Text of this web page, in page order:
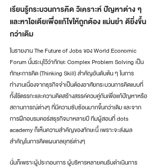
เรียนรู้กระบวนการคิด วิเคราะห์ ปัญหาต่าง ๆ
และหาไอเดียเพื่อแก้ไขให้ถูกต้อง แม่นยำ ดียิ่งขึ้น
กว่าเดิม
ในรายงาน The Future of Jobs ของ World Economic
Forum นั้นระบุไว้ว่าทักษะ Complex Problem Solving เป็น
ทักษะการคิด (Thinking Skill) สำคัญอันดับต้น ๆ ในการ
ทำงานเนื่องจากธุรกิจจำเป็นต้องอาศัยกระบวนการคิดแบบที่
ทั้งใช้ตรรกะและความคิดสร้างสรรค์ควบคู่กันเพื่อแก้ปัญหาหรือ
สถานการณ์ต่างๆ ที่มีความซับซ้อนมากขึ้นกว่าเดิม และจาก
การฝึกอบรมคอร์สธุรกิจมาหลายปี ทีมผู้สอนที่ dots
academy ก็เห็นความสำคัญของทักษะนี้ เพราะจะส่งผล
สำคัญในการคิดแผนกลยุทธ์ต่างๆ
นั่นก็เพราะผู้ประกอบการ ผู้บริหารหลายคนรีบดำเนินการ